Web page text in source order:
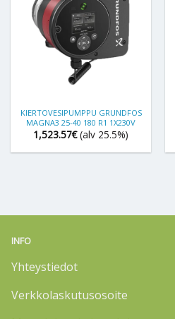
KIERTOVESIPUMPPU GRUNDFOS
MAGNA3 25-40 180 R1 1X230V
1,523.57€ (alv 25.5%)
INFO
Yhteystiedot
Verkkolaskutusosoite